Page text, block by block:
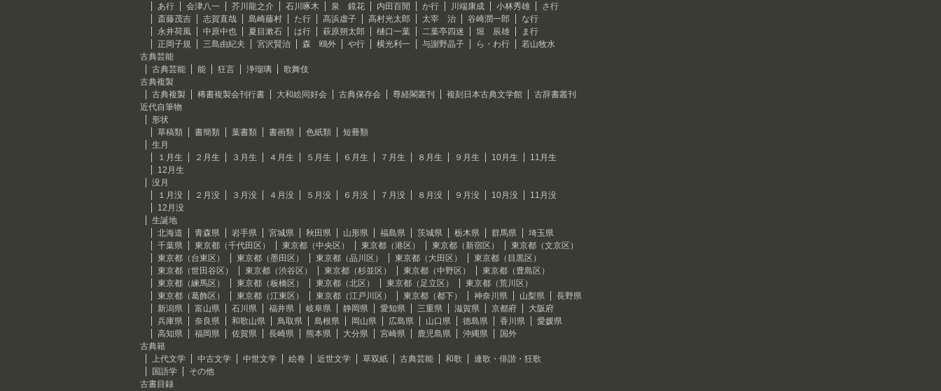
あ行
会津八一 芥川龍之介 石川啄木 泉 鏡花 内田百閒 か行 川端康成 小林秀雄
さ行
斎藤茂吉
志賀直哉 島崎藤村 た行 高浜虚子 高村光太郎 太宰 治 谷崎潤一郎
な行
永井荷風
中原中也 夏目漱石 は行 萩原朔太郎 樋口一葉 二葉亭四迷 堀 辰雄
ま行
正岡子規
三島由紀夫 宮沢賢治 森 鴎外 や行 横光利一 与謝野晶子 ら・わ行
若山牧水
古典芸能
古典芸能
能 狂言 浄瑠璃
歌舞伎
古典複製
古典複製
稀書複製会刊行書 大和絵同好会 古典保存会 尊経閣叢刊 複刻日本古典文学館
古辞書叢刊
近代自筆物
形状
草稿類
書簡類 葉書類 書画類 色紙類
短冊類
生月
１月生
２月生 ３月生 ４月生 ５月生 ６月生 ７月生 ８月生 ９月生 10月生
11月生
12月生
没月
１月没
２月没 ３月没 ４月没 ５月没 ６月没 ７月没 ８月没 ９月没 10月没
11月没
12月没
生誕地
北海道
青森県 岩手県 宮城県 秋田県 山形県 福島県 茨城県 栃木県 群馬県
埼玉県
千葉県
東京都（千代田区） 東京都（中央区） 東京都（港区） 東京都（新宿区）
東京都（文京区）
東京都（台東区）
東京都（墨田区） 東京都（品川区） 東京都（大田区）
東京都（目黒区）
東京都（世田谷区）
東京都（渋谷区） 東京都（杉並区） 東京都（中野区）
東京都（豊島区）
東京都（練馬区）
東京都（板橋区） 東京都（北区） 東京都（足立区）
東京都（荒川区）
東京都（葛飾区）
東京都（江東区） 東京都（江戸川区） 東京都（都下） 神奈川県 山梨県
長野県
新潟県
富山県 石川県 福井県 岐阜県 静岡県 愛知県 三重県 滋賀県 京都府
大阪府
兵庫県
奈良県 和歌山県 鳥取県 島根県 岡山県 広島県 山口県 徳島県 香川県
愛媛県
高知県
福岡県 佐賀県 長崎県 熊本県 大分県 宮崎県 鹿児島県 沖縄県
国外
古典籍
上代文学
中古文学 中世文学 絵巻 近世文学 草双紙 古典芸能 和歌
連歌・俳諧・狂歌
国語学
その他
古書目録